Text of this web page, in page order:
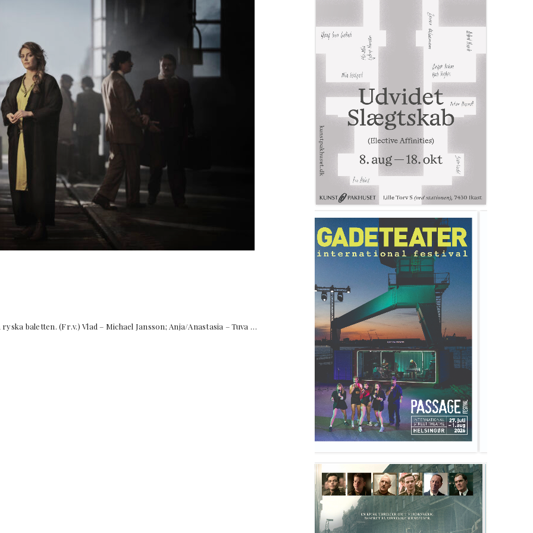
baletten. (Fr.v.) Vlad – Michael Jansson; Anja/Anastasia – Tuva …